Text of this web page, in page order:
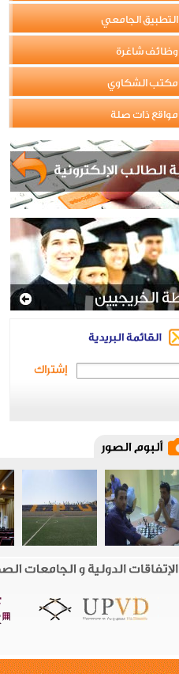
التطبيق الجامعي
وظائف شاغرة
مكتب الشكاوي
مواقع ذات صلة